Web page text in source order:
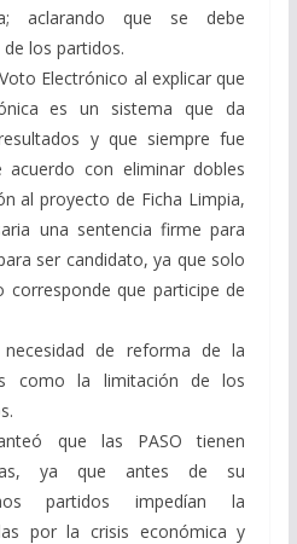
aclarando que se debe
los partidos.
Electrónico al explicar que
es un sistema que da
y que siempre fue
con eliminar dobles
al proyecto de Ficha Limpia,
una sentencia firme para
ser candidato, ya que solo
que participe de
de reforma de la
como la limitación de los
que las PASO tienen
ya que antes de su
partidos impedían la
por la crisis económica y